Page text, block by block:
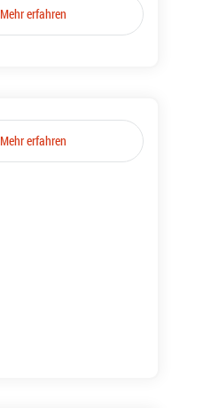
Mehr erfahren
Mehr erfahren